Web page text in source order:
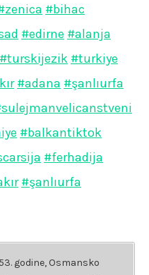
#bihac
#edirne #alanja
#turskijezik #turkiye
#adana #şanlıurfa
#balkantiktok
#ferhadija
#şanlıurfa
godine, Osmansko